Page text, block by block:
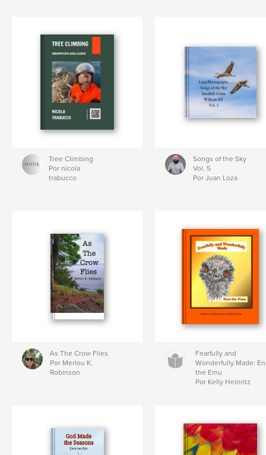
Tree Climbing
Por nicola
trabucco
Songs of the Sky
Vol. 5
Por Juan Loza
As The Crow Flies
Por Merlou K.
Robinson
Fearfully and
Wonderfully Made:
the Emu
Por Kelly Heinritz